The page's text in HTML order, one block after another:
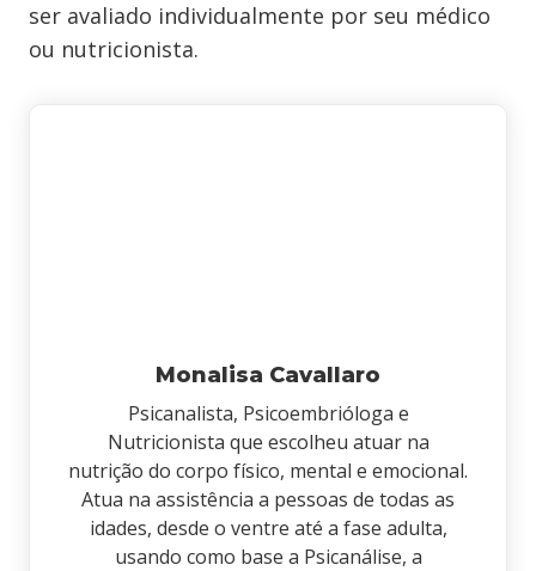
ser avaliado individualmente por seu médico
ou nutricionista.
Monalisa Cavallaro
Psicanalista, Psicoembrióloga e
Nutricionista que escolheu atuar na
nutrição do corpo físico, mental e emocional.
Atua na assistência a pessoas de todas as
idades, desde o ventre até a fase adulta,
usando como base a Psicanálise, a